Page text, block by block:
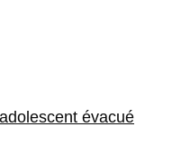
évacué